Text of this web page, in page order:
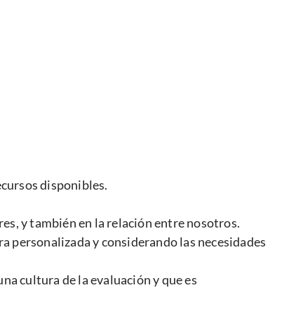
disponibles.
y también en la relación entre nosotros.
y considerando las necesidades
cultura de la evaluación y que es